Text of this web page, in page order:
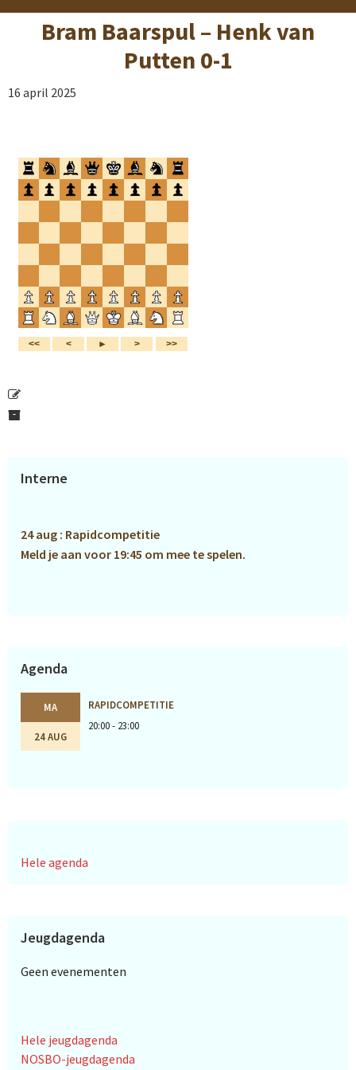
Bram Baarspul – Henk van
Putten 0-1
16 april 2025
Primaire
Interne
24 aug : Rapidcompetitie
Meld je aan voor 19:45 om mee te spelen.
Agenda
MA
24 AUG
RAPIDCOMPETITIE
20:00 - 23:00
Hele agenda
Jeugdagenda
Geen evenementen
Hele jeugdagenda
NOSBO-jeugdagenda